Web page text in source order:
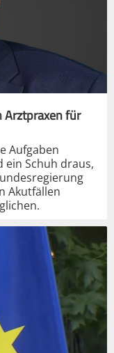
Arztpraxen für
Aufgaben
ein Schuh draus,
Akutfällen